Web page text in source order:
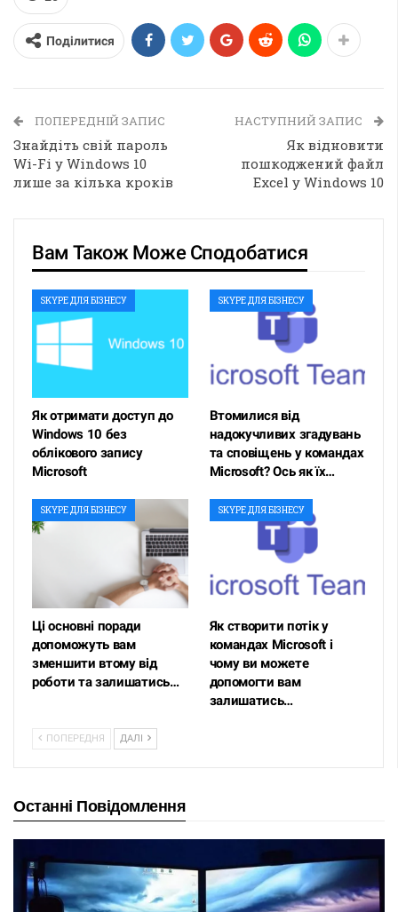
Поділитися
ПОПЕРЕДНІЙ ЗАПИС
Знайдіть свій пароль
Wi-Fi у Windows 10
лише за кілька кроків
НАСТУПНИЙ ЗАПИС
Як відновити
пошкоджений файл
Excel у Windows 10
Вам Також Може Сподобатися
SKYPE ДЛЯ БІЗНЕСУ
Як отримати доступ до
Windows 10 без
облікового запису
Microsoft
SKYPE ДЛЯ БІЗНЕСУ
Втомилися від
надокучливих згадувань
та сповіщень у командах
Microsoft? Ось як їх…
SKYPE ДЛЯ БІЗНЕСУ
Ці основні поради
допоможуть вам
зменшити втому від
роботи та залишатись…
SKYPE ДЛЯ БІЗНЕСУ
Як створити потік у
командах Microsoft і
чому ви можете
допомогти вам
залишатись…
ПОПЕРЕДНЯ ДАЛІ
Останні Повідомлення